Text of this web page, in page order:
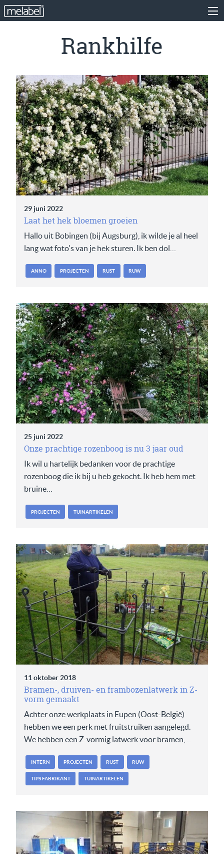
Rankhilfe
29 juni 2022
Laat het hek bloemen groeien
Hallo uit Bobingen (bij Augsburg), ik wilde je al heel
lang wat foto's van je hek sturen. Ik ben dol…
ANNO PROJECTEN RUST RUW
25 juni 2022
Onze prachtige rozenboog is nu 3 jaar oud
Ik wil u hartelijk bedanken voor de prachtige
rozenboog die ik bij u heb gekocht. Ik heb hem met
bruine…
PROJECTEN TUINARTIKELEN
11 oktober 2018
Bramen-, druiven- en frambozenlatwerk in Z-
vorm gemaakt
Achter onze werkplaats in Eupen (Oost-België)
hebben we een perk met fruitstruiken aangelegd.
We hebben een Z-vormig latwerk voor bramen,…
INTERN PROJECTEN RUST RUW
TIPS FABRIKANT TUINARTIKELEN